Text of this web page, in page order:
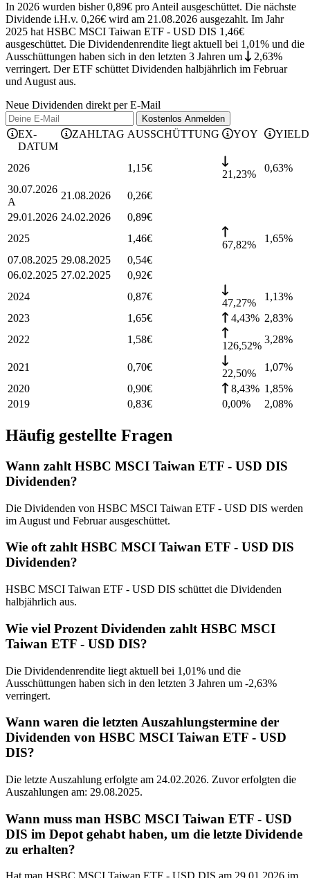
In 2026 wurden bisher 0,89€ pro Anteil ausgeschüttet. Die nächste
Dividende i.H.v. 0,26€ wird am 21.08.2026 ausgezahlt. Im Jahr
2025 hat HSBC MSCI Taiwan ETF - USD DIS 1,46€
ausgeschüttet. Die Dividendenrendite liegt aktuell bei 1,01% und die
Ausschüttungen haben sich in den letzten 3 Jahren um
2,63%
verringert. Der ETF schüttet Dividenden halbjährlich im Februar
und August aus.
Neue Dividenden direkt per E-Mail
Kostenlos Anmelden
EX-
DATUM
ZAHLTAG AUSSCHÜTTUNG YOY YIELD
2026 1,15€
21,23%
0,63%
30.07.2026
A
21.08.2026 0,26€
29.01.2026 24.02.2026 0,89€
2025
1,46€
67,82%
1,65%
07.08.2025 29.08.2025 0,54€
06.02.2025 27.02.2025 0,92€
2024
0,87€
47,27%
1,13%
2023
1,65€ 4,43% 2,83%
2022
1,58€
126,52%
3,28%
2021 0,70€
22,50%
1,07%
2020
0,90€ 8,43% 1,85%
2019
0,83€ 0,00% 2,08%
Häufig gestellte Fragen
Wann zahlt HSBC MSCI Taiwan ETF - USD DIS
Dividenden?
Die Dividenden von HSBC MSCI Taiwan ETF - USD DIS werden
im August und Februar ausgeschüttet.
Wie oft zahlt HSBC MSCI Taiwan ETF - USD DIS
Dividenden?
HSBC MSCI Taiwan ETF - USD DIS schüttet die Dividenden
halbjährlich aus.
Wie viel Prozent Dividenden zahlt HSBC MSCI
Taiwan ETF - USD DIS?
Die Dividendenrendite liegt aktuell bei 1,01% und die
Ausschüttungen haben sich in den letzten 3 Jahren um -2,63%
verringert.
Wann waren die letzten Auszahlungstermine der
Dividenden von HSBC MSCI Taiwan ETF - USD
DIS?
Die letzte Auszahlung erfolgte am 24.02.2026. Zuvor erfolgten die
Auszahlungen am: 29.08.2025.
Wann muss man HSBC MSCI Taiwan ETF - USD
DIS im Depot gehabt haben, um die letzte Dividende
zu erhalten?